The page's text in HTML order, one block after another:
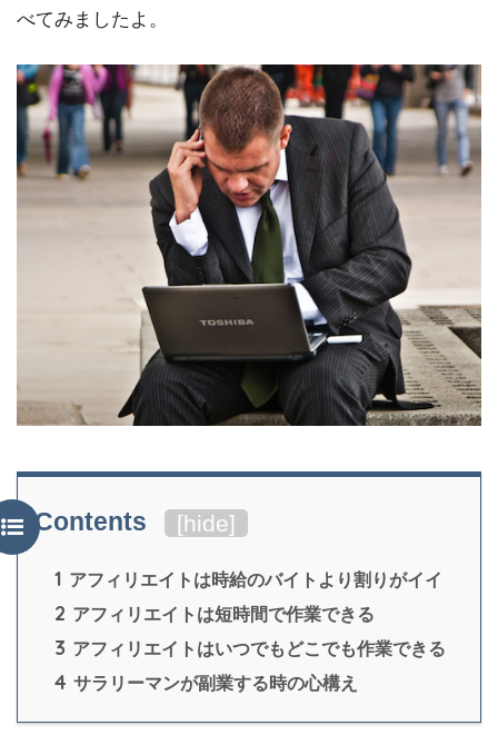
べてみましたよ。
Contents [hide]
1 アフィリエイトは時給のバイトより割りがイイ
2 アフィリエイトは短時間で作業できる
3 アフィリエイトはいつでもどこでも作業できる
4 サラリーマンが副業する時の心構え